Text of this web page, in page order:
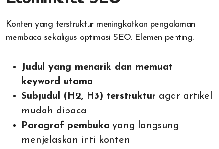
Konten yang terstruktur meningkatkan pengalaman
membaca sekaligus optimasi SEO. Elemen penting:
Judul yang menarik dan memuat
keyword utama
Subjudul (H2, H3) terstruktur agar artikel
mudah dibaca
Paragraf pembuka yang langsung
menjelaskan inti konten